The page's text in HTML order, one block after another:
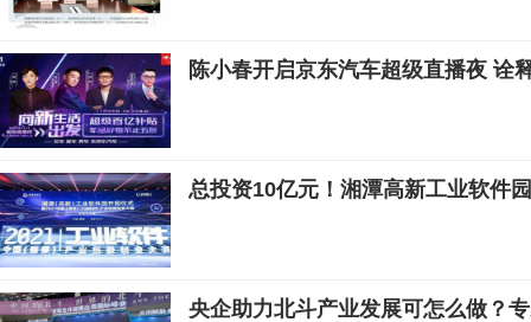
陈小春开启京东汽车超级直播夜 诠
总投资10亿元！湘潭高新工业软件
央企助力北斗产业发展可怎么做？